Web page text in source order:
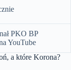
PKO BP
YouTube
a które Korona?